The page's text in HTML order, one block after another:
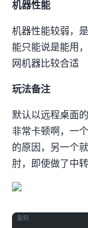
机器性能
机器性能较弱，CPU
能只能说是“能用
网机器比较合适
玩法备注
默认以Windows
非常卡顿啊，一
的原因，另一个就
肘，即使做了中转
复制